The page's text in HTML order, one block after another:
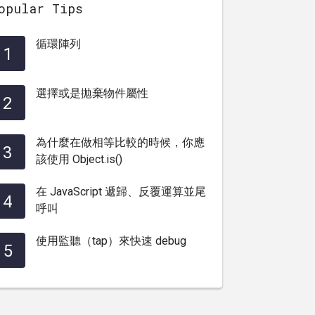
Tips
1 循環陣列
2 選擇或是拋棄物件屬性
3
為什麼在做相等比較的時候，你應
該使用 Object.is()
4
在 JavaScript 遞歸、反覆運算並尾
呼叫
5 使用監聽（tap）來快速 debug